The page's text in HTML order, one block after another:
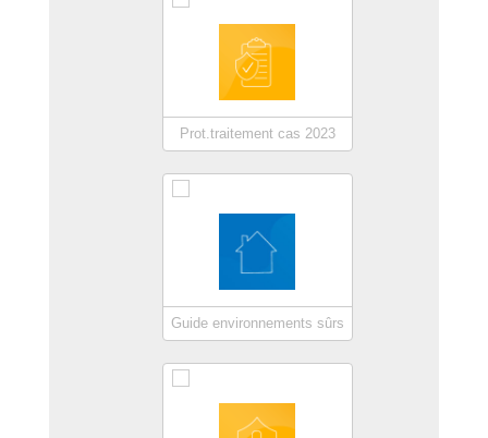
Prot.traitement cas 2023
Guide environnements sûrs